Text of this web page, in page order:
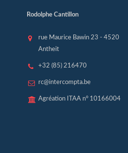
Rodolphe Cantillon
rue Maurice Bawin 23 - 4520
Antheit
+32 (85) 216470
rc@intercompta.be
Agréation ITAA n° 10166004